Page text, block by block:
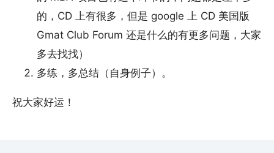
的，CD 上有很多，但是 google 上 CD 美国版
Gmat Club Forum 还是什么的有更多问题，大家
多去找找）
多练，多总结（自身例子）。
祝大家好运！